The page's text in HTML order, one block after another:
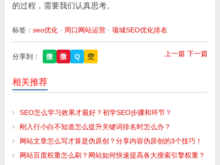
的过程，需要我们认真思考。
标签： seo优化 · 周口网站运营 · 项城SEO优化排名
上一篇 下一篇
分享到： 微 微 Q 空
相关推荐
SEO怎么学习效果才最好？初学SEO步骤和环节？
刚入行小白不知道怎么提升关键词排名时怎么办？
网站文章怎么写才算是伪原创？分享内容伪原创的3个技巧！
网站百度权重怎么刷？网站如何快速提高各大搜索引擎权重？